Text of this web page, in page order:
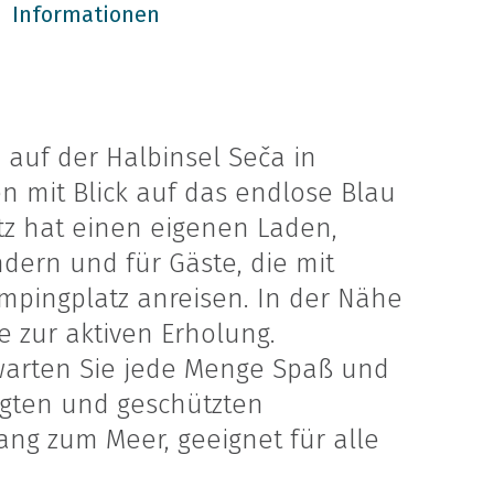
Informationen
der Halbinsel Seča in
mit Blick auf das endlose Blau
hat einen eigenen Laden,
und für Gäste, die mit
anreisen. In der Nähe
zur aktiven Erholung.
Sie jede Menge Spaß und
und geschützten
zum Meer, geeignet für alle